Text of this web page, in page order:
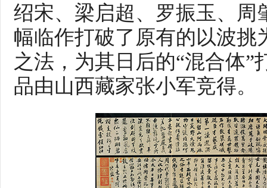
绍宋、梁启超、罗振玉、周
幅临作打破了原有的以波
之法，为其日后的“混合体
品由山西藏家张小军竞得。